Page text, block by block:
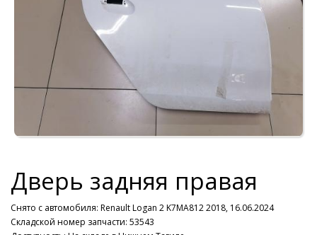
Дверь задняя правая
Снято с автомобиля: Renault Logan 2 K7MA812 2018, 16.06.2024
Складской номер запчасти: 53543